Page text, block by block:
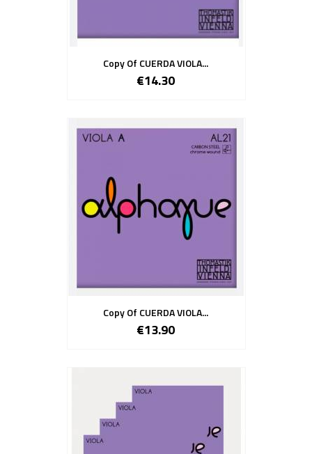
Copy Of CUERDA VIOLA...
€14.30
Copy Of CUERDA VIOLA...
€13.90